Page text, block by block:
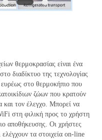
θερμοκρασίας είναι ένα
διαδίκτυο της τεχνολογίας
στο θερμοκήπιο που
ζώων που κρατούν
και τον έλεγχο. Μπορεί να
στη φιλική προς το χρήστη
αποθήκευσης. Οι χρήστες
τα στοιχεία on-line